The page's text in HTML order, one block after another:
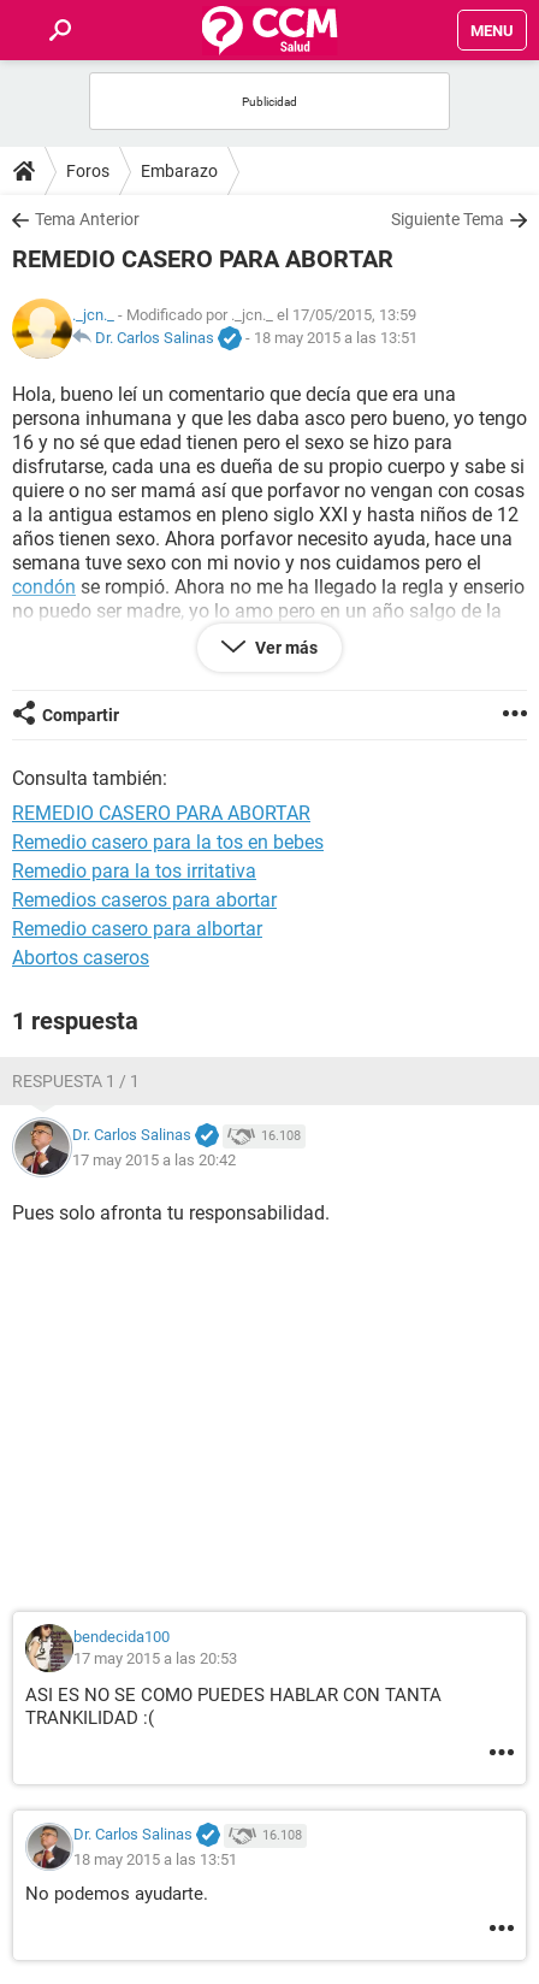
MENU
FOROS
SALUD
NUTRICIÓN
BIENESTAR
SEXUALIDAD
GLOSARIO
Foros Embarazo
Tema Anterior Siguiente Tema
REMEDIO CASERO PARA ABORTAR
._jcn._ - Modificado por ._jcn._ el 17/05/2015, 13:59
Dr. Carlos Salinas
- 18 may 2015 a las 13:51
Hola, bueno leí un comentario que decía que era una
persona inhumana y que les daba asco pero bueno, yo tengo
16 y no sé que edad tienen pero el sexo se hizo para
disfrutarse, cada una es dueña de su propio cuerpo y sabe si
quiere o no ser mamá así que porfavor no vengan con cosas
a la antigua estamos en pleno siglo XXI y hasta niños de 12
años tienen sexo. Ahora porfavor necesito ayuda, hace una
semana tuve sexo con mi novio y nos cuidamos pero el
condón se rompió. Ahora no me ha llegado la regla y enserio
no puedo ser madre, yo lo amo pero en un año salgo de la
escuela además las parejas jóvenes nunca duran y no creo
que sea buen ambiente tener padres separados antes de
AYÚDENME PORFAVOR
Ver más
Compartir
Consulta también:
REMEDIO CASERO PARA ABORTAR
Remedio casero para la tos en bebes
Remedio para la tos irritativa
Remedios caseros para abortar
Remedio casero para albortar
Abortos caseros
1 respuesta
RESPUESTA 1 / 1
Dr. Carlos Salinas 16.108
17 may 2015 a las 20:42
Pues solo afronta tu responsabilidad.
bendecida100
17 may 2015 a las 20:53
ASI ES NO SE COMO PUEDES HABLAR CON TANTA
TRANKILIDAD :(
Dr. Carlos Salinas 16.108
18 may 2015 a las 13:51
No podemos ayudarte.